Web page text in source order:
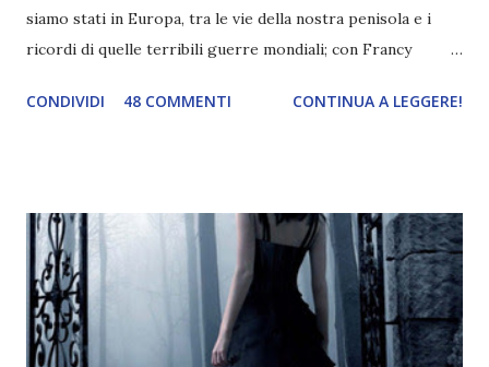
siamo stati in Europa, tra le vie della nostra penisola e i
ricordi di quelle terribili guerre mondiali; con Francy
abbiamo vagato nella savana. Ora preparate le valigie che si
obiettivi! OBIETTIVI Iniziamo con un obiettivo facile facile:
un libro ambientato in Australia . Mare, mare, mare !
L'Oceania è circondata dal mare! Un libro nel quale il mare è
l'elemento fondamentale. Un libro sulle sirene, un libro con
protagonisti dei surfisti.. un libro importante nella storia
CONDIVIDI 48 COMMENTI CONTINUA A LEGGERE!